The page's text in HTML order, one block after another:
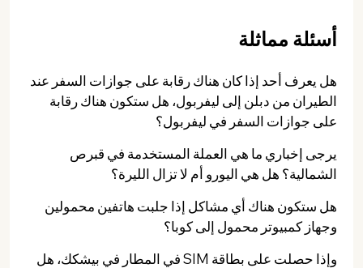
أسئلة مماثلة
هل يعرف أحد إذا كان هناك رقابة على جوازات السفر عند
الطيران من دبلن إلى ليفربول، هل ستكون هناك رقابة
على جوازات السفر في ليفربول؟
يرجى إخباري ما هي العملة المستخدمة في قبرص
الشمالية؟ هل هي اليورو أم لا تزال الليرة؟
هل ستكون هناك أي مشاكل إذا جلبت هاتفين محمولين
وجهاز كمبيوتر محمول إلى كوبا؟
وإذا حصلت على بطاقة SIM في المطار في بيشكك، هل